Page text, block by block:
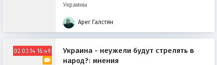
Украины
Арег Галстян
02.03.14 16:49
Украина - неужели будут стрелять в
народ?: мнения